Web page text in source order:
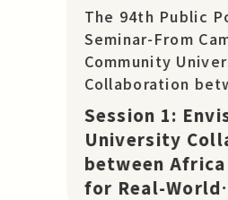
The 94th Public
Seminar-From
Community
Collaboration
and Asia for Real-
Change: TICAD 9
Project
Session 1:
University
between
for Real-World